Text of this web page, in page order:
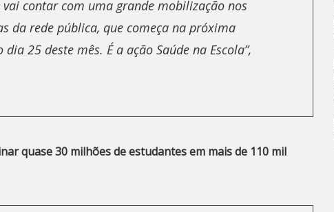
contar com uma grande mobilização nos
da rede pública, que começa na próxima
25 deste mês. É a ação Saúde na Escola”,
quase 30 milhões de estudantes em mais de 110 mil